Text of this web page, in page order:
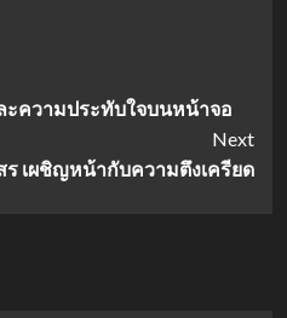
ะความประทับใจบนหน้าจอ
Next
เผชิญหน้ากับความตึงเครียด